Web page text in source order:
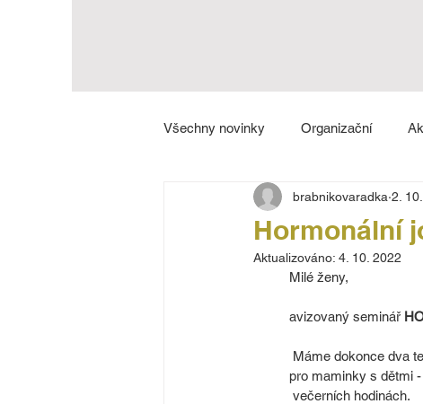
Všechny novinky Organizační
Strážnice
Hormonální
brabnikovaradka 2.
Aktualizováno: 4. 10. 2022
Milé ženy,
avizovaný seminář
Máme dokonce dva
pro maminky s dětmi
večerních hodinách.